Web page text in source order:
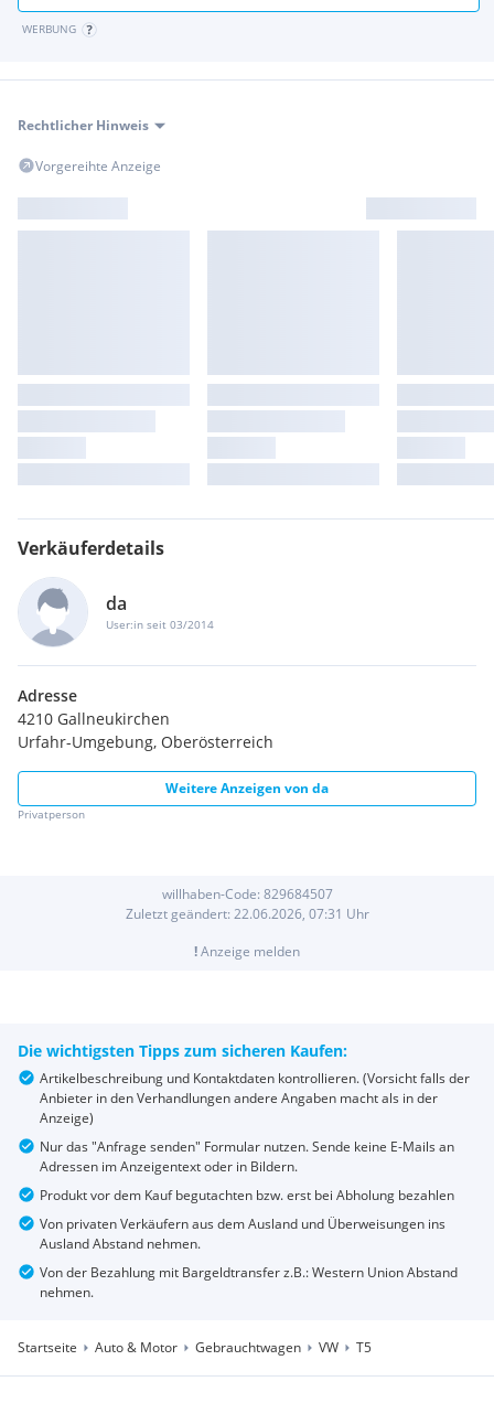
WERBUNG
Rechtlicher Hinweis
Vorgereihte Anzeige
Verkäuferdetails
da
User:in seit 03/2014
Adresse
4210 Gallneukirchen
Urfahr-Umgebung, Oberösterreich
Weitere Anzeigen von da
Privatperson
willhaben-Code: 829684507
Zuletzt geändert: 22.06.2026, 07:31 Uhr
!Anzeige melden
Die wichtigsten Tipps zum sicheren Kaufen:
Artikelbeschreibung und Kontaktdaten kontrollieren. (Vorsicht falls der
Anbieter in den Verhandlungen andere Angaben macht als in der
Anzeige)
Nur das "Anfrage senden" Formular nutzen. Sende keine E-Mails an
Adressen im Anzeigentext oder in Bildern.
Produkt vor dem Kauf begutachten bzw. erst bei Abholung bezahlen
Von privaten Verkäufern aus dem Ausland und Überweisungen ins
Ausland Abstand nehmen.
Von der Bezahlung mit Bargeldtransfer z.B.: Western Union Abstand
nehmen.
Startseite Auto & Motor Gebrauchtwagen VW T5